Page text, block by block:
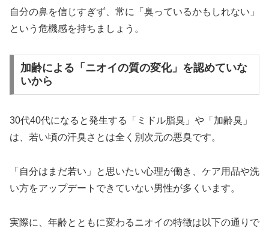
自分の鼻を信じすぎず、常に「臭っているかもしれない」
という危機感を持ちましょう。
加齢による「ニオイの質の変化」を認めていな
いから
30代40代になると発生する「ミドル脂臭」や「加齢臭」
は、若い頃の汗臭さとは全く別次元の悪臭です。
「自分はまだ若い」と思いたい心理が働き、ケア用品や洗
い方をアップデートできていない男性が多くいます。
実際に、年齢とともに変わるニオイの特徴は以下の通りで